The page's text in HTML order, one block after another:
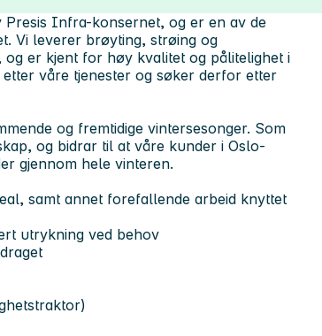
Infra-konsernet, og er en av de
Vi leverer brøyting, strøing og
er kjent for høy kvalitet og pålitelighet i
våre tjenester og søker derfor etter
og fremtidige vintersesonger. Som
og bidrar til at våre kunder i Oslo-
gjennom hele vinteren.
samt annet forefallende arbeid knyttet
utrykning ved behov